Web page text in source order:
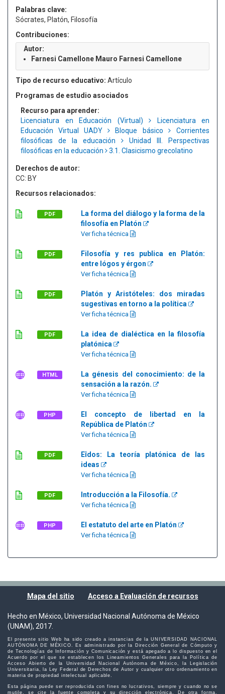
Palabras clave:
Sócrates, Platón, Filosofía
Contribuciones:
Autor:
Farnesi Camellone Mauro Farnesi Camellone
Tipo de recurso educativo: Artículo
Programas de estudio asociados
Recurso para aprender:
Licenciatura en Educación (Virtual)
Licenciatura en
Educación Virtual UADY
Bloque básico
Corrientes
filosóficas de la educación
Unidad III. Perspectivas
filosóficas en la educación
3.1. Clasicismo grecolatino
Derechos de autor:
CC: BY
Recursos relacionados:
PDF
La forma del diálogo y la forma de la
filosofía en Platón
Ver ficha técnica
PDF
Filosofía y res publica en Platón:
entre lógos y érgon
Ver ficha técnica
PDF
Platón y Aristóteles: dos miradas
sugestivas en torno a la política
Ver ficha técnica
PDF
La idea de dialéctica en la filosofía
platónica
Ver ficha técnica
HTML
La génesis del conocimiento: de la
sensación a la razón.
Ver ficha técnica
PHP
El concepto de libertad en la
República de Platón
Ver ficha técnica
PDF
Eîdos: La teoría platónica de las
ideas
Ver ficha técnica
PDF Introducción a la Filosofía.
Ver ficha técnica
PHP El estatuto del arte en Platón
Ver ficha técnica
Mapa del sitio Acceso a Evaluación de recursos
Hecho en México, Universidad Nacional Autónoma de México
(UNAM), 2017.
El presente sitio Web ha sido creado a instancias de la UNIVERSIDAD NACIONAL
AUTÓNOMA DE MÉXICO. Es administrado por la Dirección General de Cómputo y
de Tecnologías de Información y Comunicación y está apegado a lo dispuesto en el
Acuerdo por el que se establecen los Lineamientos Generales para la Política de
Acceso Abierto de la Universidad Nacional Autónoma de México, la Legislación
Universitaria, la Ley Federal de Derechos de Autor y cualquier otro ordenamiento en
materia de propiedad intelectual aplicable.
Esta página puede ser reproducida con fines no lucrativos, siempre y cuando no se
mutile, se cite la fuente completa y su dirección electrónica. De otra forma,